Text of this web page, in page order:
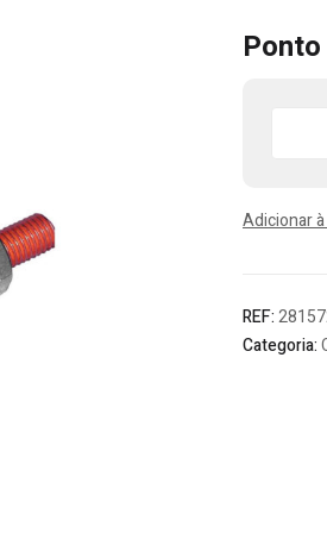
Massa
Adicionar
REF:
Categoria: